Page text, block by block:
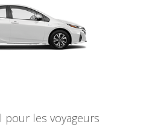
pour les voyageurs